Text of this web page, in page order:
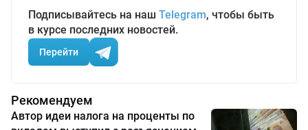
Подписывайтесь на наш Telegram, чтобы быть
в курсе последних новостей.
Перейти
Рекомендуем
Автор идеи налога на проценты по